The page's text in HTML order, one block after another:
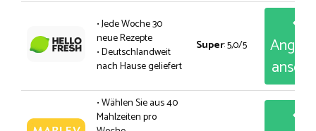
• Jede Woche 30
neue Rezepte
• Deutschlandweit
nach Hause geliefert
Super: 5,0/5
• Wählen Sie aus 40
Mahlzeiten pro